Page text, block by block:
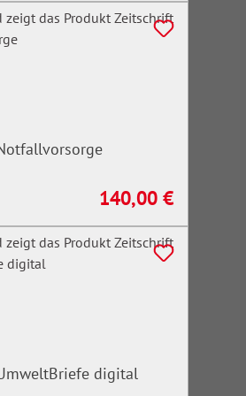
Regulärer Preis:
140,00 €
digital